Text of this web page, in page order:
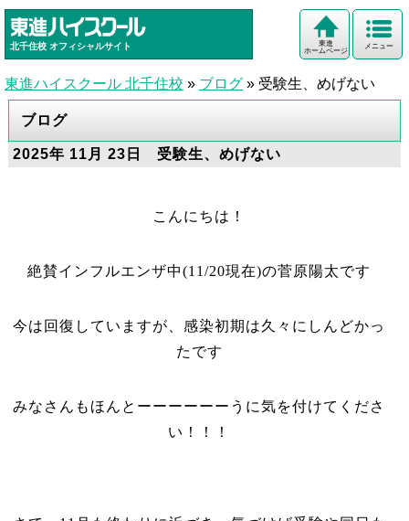
北千住校 オフィシャルサイト メニュー
東進
ホームページ
東進ハイスクール 北千住校 » ブログ » 受験生、めげない
ブログ
2025年 11月 23日 受験生、めげない
こんにちは！
絶賛インフルエンザ中(11/20現在)の菅原陽太です
今は回復していますが、感染初期は久々にしんどかっ
たです
みなさんもほんとーーーーーーうに気を付けてくださ
い！！！